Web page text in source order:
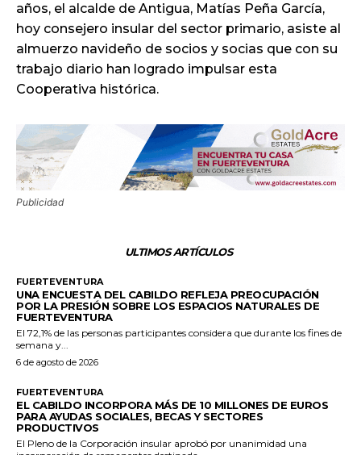
años, el alcalde de Antigua, Matías Peña García,
hoy consejero insular del sector primario, asiste al
almuerzo navideño de socios y socias que con su
trabajo diario han logrado impulsar esta
Cooperativa histórica.
Publicidad
ULTIMOS ARTÍCULOS
FUERTEVENTURA
UNA ENCUESTA DEL CABILDO REFLEJA PREOCUPACIÓN
POR LA PRESIÓN SOBRE LOS ESPACIOS NATURALES DE
FUERTEVENTURA
El 72,1% de las personas participantes considera que durante los fines de
semana y...
6 de agosto de 2026
FUERTEVENTURA
EL CABILDO INCORPORA MÁS DE 10 MILLONES DE EUROS
PARA AYUDAS SOCIALES, BECAS Y SECTORES
PRODUCTIVOS
El Pleno de la Corporación insular aprobó por unanimidad una